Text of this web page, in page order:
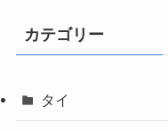
カテゴリー
タイ